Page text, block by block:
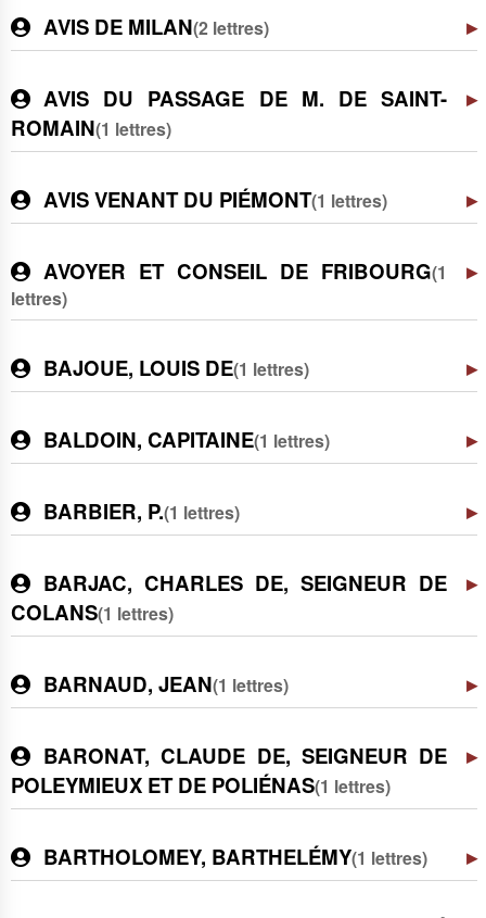
AVIS DE MILAN(2 lettres)
AVIS DU PASSAGE DE M. DE SAINT-
ROMAIN(1 lettres)
AVIS VENANT DU PIÉMONT(1 lettres)
AVOYER ET CONSEIL DE FRIBOURG(1
lettres)
BAJOUE, LOUIS DE(1 lettres)
BALDOIN, CAPITAINE(1 lettres)
BARBIER, P.(1 lettres)
BARJAC, CHARLES DE, SEIGNEUR DE
COLANS(1 lettres)
BARNAUD, JEAN(1 lettres)
BARONAT, CLAUDE DE, SEIGNEUR DE
POLEYMIEUX ET DE POLIÉNAS(1 lettres)
BARTHOLOMEY, BARTHELÉMY(1 lettres)